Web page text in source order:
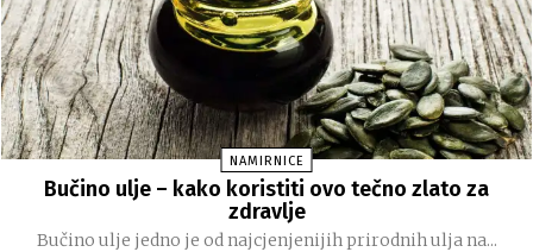
NAMIRNICE
Bučino ulje – kako koristiti ovo tečno zlato za
zdravlje
Bučino ulje jedno je od najcjenjenijih prirodnih ulja na...